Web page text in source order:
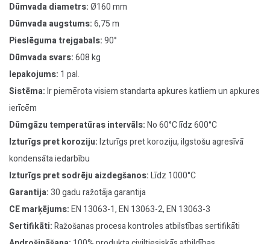
Dūmvada diametrs:Ø160 mm
Dūmvada augstums:6,75 m
Pieslēguma trejgabals:90°
Dūmvada svars:608 kg
Iepakojums: 1 pal.
Sistēma:Ir piemērota visiem standarta apkures katliem un apkures
ierīcēm
Dūmgāzu temperatūras intervāls:No 60°C līdz 600°C
Izturīgs pret koroziju:Izturīgs pret koroziju, ilgstošu agresīvā
kondensāta iedarbību
Izturīgs pret sodrēju aizdegšanos:Līdz 1000°C
Garantija:30 gadu ražotāja garantija
CE marķējums:EN 13063-1, EN 13063-2, EN 13063-3
Sertifikāti:Ražošanas procesa kontroles atbilstības sertifikāti